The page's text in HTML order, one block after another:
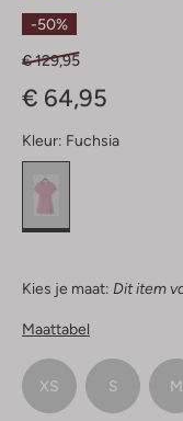
Sterren
-50%
€ 129,95
€ 64,95
Kleur: Fuchsia
Kies je maat: Dit item
Maattabel
XS S M